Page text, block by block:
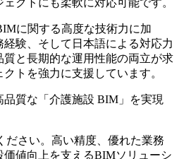
クトにも柔軟に対応可能です。
に関する高度な技術力に加
験、そして日本語による対応力
と長期的な運用性能の両立が求
トを強力に支援しています。
品質な「介護施設 BIM」を実現
ださい。高い精度、優れた業務
値向上を支えるBIMソリューシ